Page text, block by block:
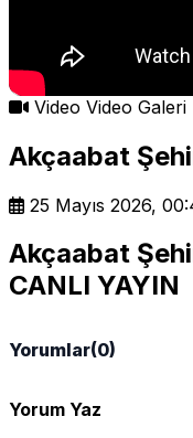
Video Video Galeri
Akçaabat
25 Mayıs 2026,
Akçaabat
CANLI YAYIN
Yorumlar(0)
Yorum Yaz